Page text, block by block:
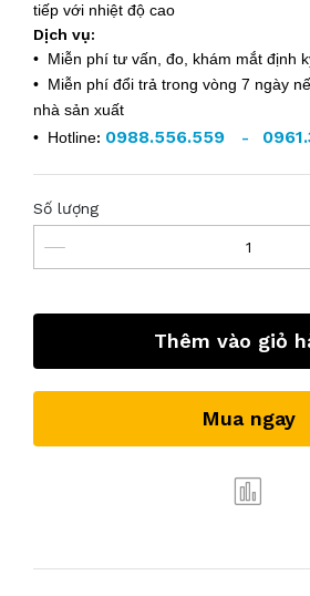
tiếp với nhiệt độ cao
Dịch vụ:
• Miễn phí tư vấn, đo, khám mắt định
• Miễn phí đổi trả trong vòng 7 ngày
nhà sản xuất
• Hotline: 0988.556.559 -
Số lượng
Thêm vào giỏ
Mua ngay